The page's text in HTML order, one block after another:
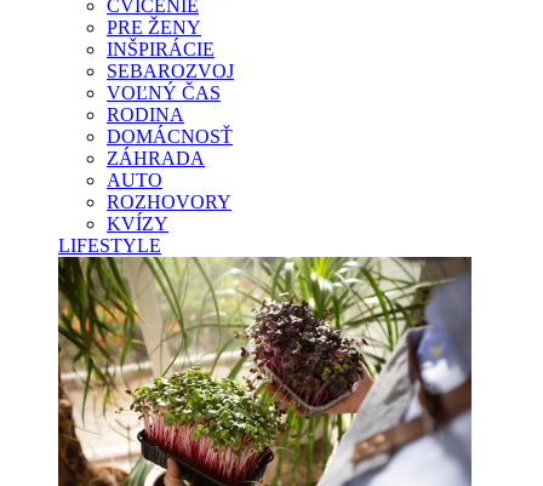
CVIČENIE
PRE ŽENY
INŠPIRÁCIE
SEBAROZVOJ
VOĽNÝ ČAS
RODINA
DOMÁCNOSŤ
ZÁHRADA
AUTO
ROZHOVORY
KVÍZY
LIFESTYLE